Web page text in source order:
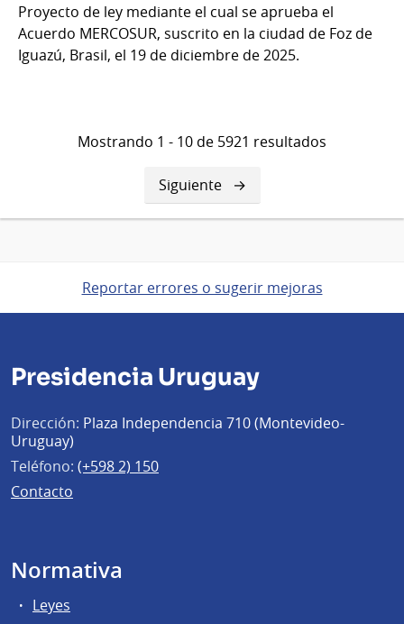
Proyecto de ley mediante el cual se aprueba el
Acuerdo MERCOSUR, suscrito en la ciudad de Foz de
Iguazú, Brasil, el 19 de diciembre de 2025.
Mostrando 1 - 10 de 5921 resultados
Siguiente
página
Siguiente
Reportar errores o sugerir mejoras
Presidencia Uruguay
Dirección: Plaza Independencia 710 (Montevideo-
Uruguay)
Teléfono: (+598 2) 150
Contacto
Normativa
Leyes